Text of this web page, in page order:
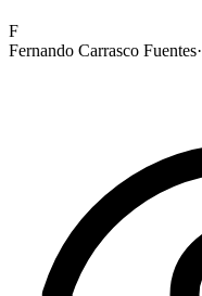
F
Fernando Carrasco Fuentes·